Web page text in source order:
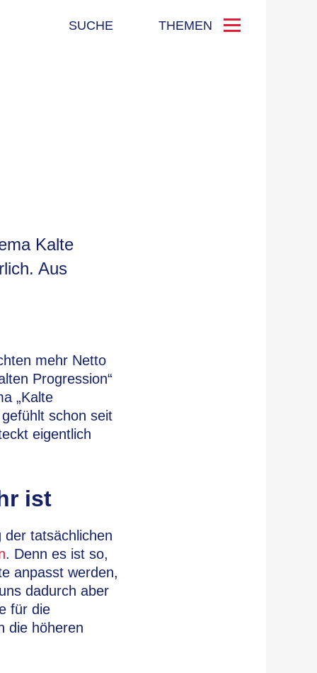
SUCHE THEMEN
Kalte
Aus
mehr Netto
Progression“
„Kalte
schon seit
eigentlich
ist
der tatsächlichen
. Denn es ist so,
anpasst werden,
dadurch aber
für die
die höheren